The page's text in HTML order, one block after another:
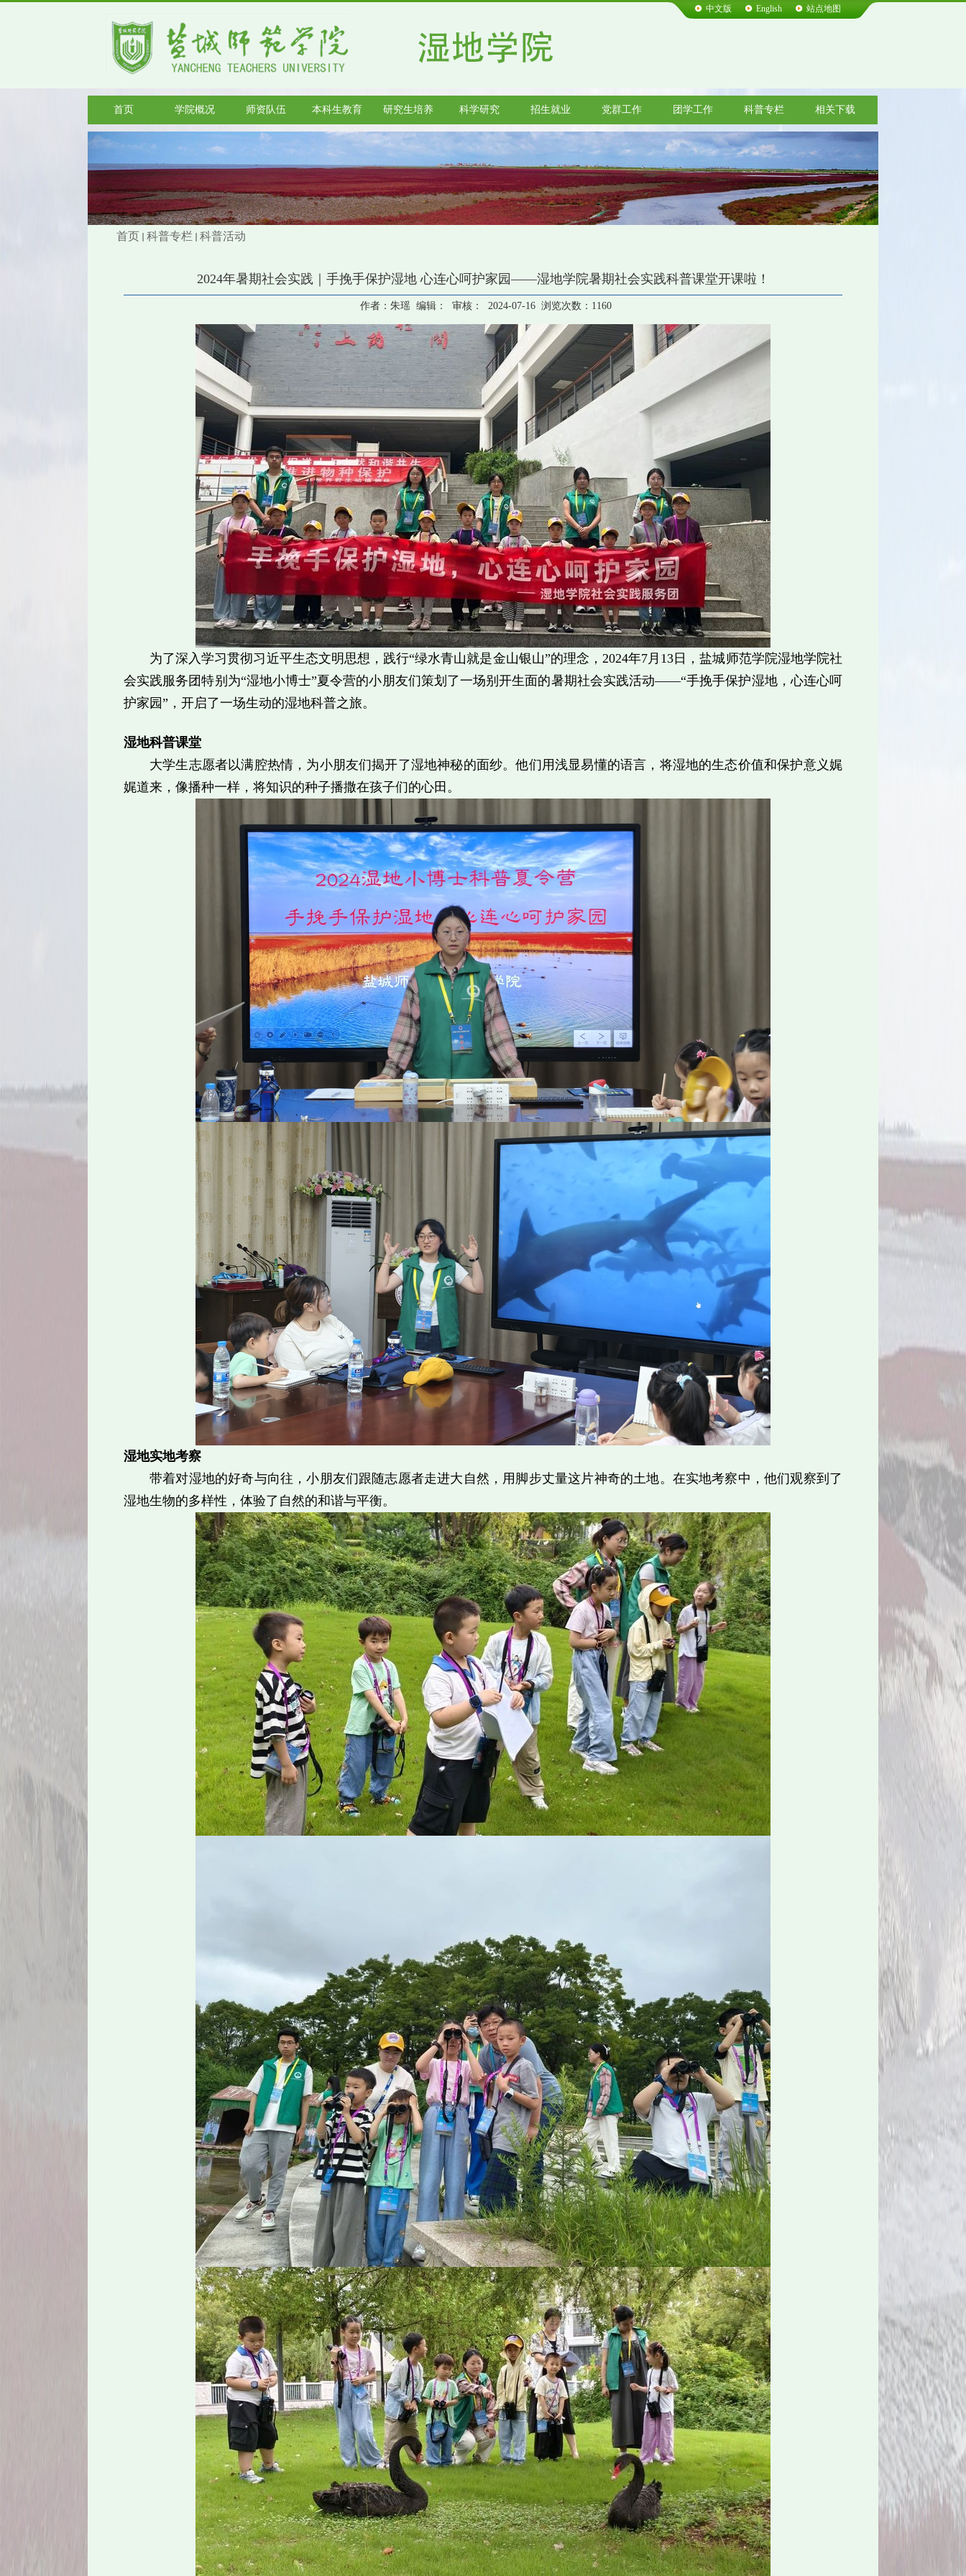
中文版 English 站点地图
首页 学院概况 师资队伍 本科生教育 研究生培养 科学研究 招生就业 党群工作 团学工作 科普专栏 相关下载
首页 科普专栏 科普活动
2024年暑期社会实践｜手挽手保护湿地 心连心呵护家园——湿地学院暑期社会实践科普课堂开课啦！
作者：朱瑶 编辑： 审核： 2024-07-16 浏览次数： 1160
为了深入学习贯彻习近平生态文明思想，践行“绿水青山就是金山银山”的理念，2024年7月13日，盐城师范学院湿地学院社
会实践服务团特别为“湿地小博士”夏令营的小朋友们策划了一场别开生面的暑期社会实践活动——“手挽手保护湿地，心连心呵
护家园”，开启了一场生动的湿地科普之旅。
湿地科普课堂
大学生志愿者以满腔热情，为小朋友们揭开了湿地神秘的面纱。他们用浅显易懂的语言，将湿地的生态价值和保护意义娓
娓道来，像播种一样，将知识的种子播撒在孩子们的心田。
湿地实地考察
带着对湿地的好奇与向往，小朋友们跟随志愿者走进大自然，用脚步丈量这片神奇的土地。在实地考察中，他们观察到了
湿地生物的多样性，体验了自然的和谐与平衡。